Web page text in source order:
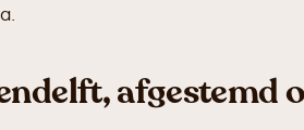
afgestemd